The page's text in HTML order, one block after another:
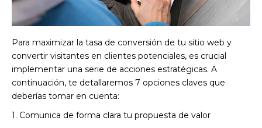
Para maximizar la tasa de conversión de tu sitio web y
convertir visitantes en clientes potenciales, es crucial
implementar una serie de acciones estratégicas. A
continuación, te detallaremos 7 opciones claves que
deberías tomar en cuenta:
1. Comunica de forma clara tu propuesta de valor